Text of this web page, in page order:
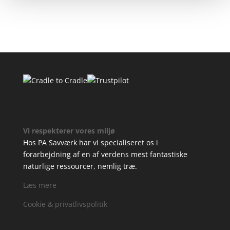
Vi respekterer vores miljø
Hos PA Savværk har vi specialiseret os i
forarbejdning af en af verdens mest fantastiske
naturlige ressourcer, nemlig træ.
Læs mere
Cookie & privatlivspolitik